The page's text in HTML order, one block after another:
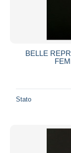
BELLE
Stato